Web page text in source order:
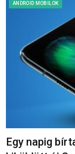
ANDROID MOBILOK
Egy napig